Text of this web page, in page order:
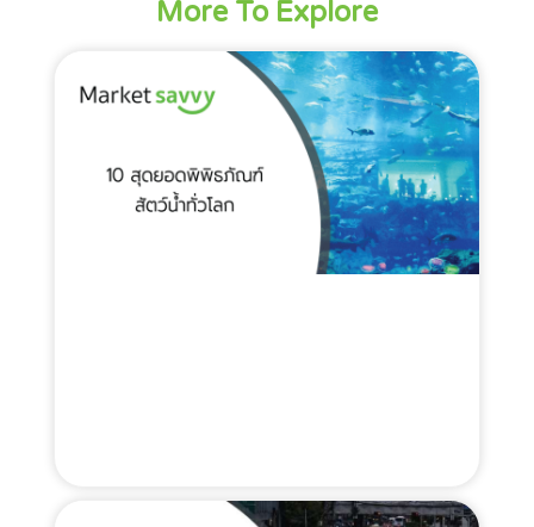
More To Explore